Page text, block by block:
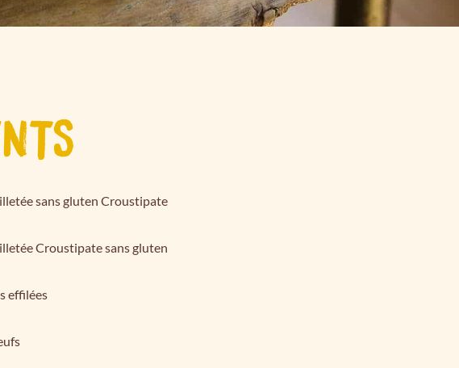
sans gluten Croustipate
Croustipate sans gluten
effilées